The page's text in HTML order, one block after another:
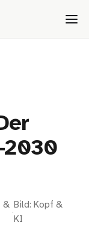
&
·
Bild: Kopf &
KI